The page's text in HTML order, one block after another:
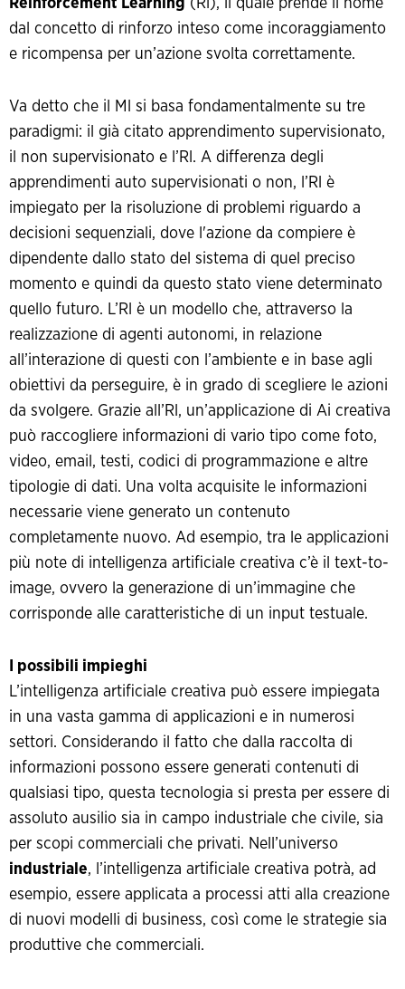
Reinforcement Learning (Rl), il quale prende il nome
dal concetto di rinforzo inteso come incoraggiamento
e ricompensa per un’azione svolta correttamente.
Va detto che il Ml si basa fondamentalmente su tre
paradigmi: il già citato apprendimento supervisionato,
il non supervisionato e l’Rl. A differenza degli
apprendimenti auto supervisionati o non, l’Rl è
impiegato per la risoluzione di problemi riguardo a
decisioni sequenziali, dove l'azione da compiere è
dipendente dallo stato del sistema di quel preciso
momento e quindi da questo stato viene determinato
quello futuro. L’Rl è un modello che, attraverso la
realizzazione di agenti autonomi, in relazione
all’interazione di questi con l’ambiente e in base agli
obiettivi da perseguire, è in grado di scegliere le azioni
da svolgere. Grazie all’Rl, un’applicazione di Ai creativa
può raccogliere informazioni di vario tipo come foto,
video, email, testi, codici di programmazione e altre
tipologie di dati. Una volta acquisite le informazioni
necessarie viene generato un contenuto
completamente nuovo. Ad esempio, tra le applicazioni
più note di intelligenza artificiale creativa c’è il text-to-
image, ovvero la generazione di un’immagine che
corrisponde alle caratteristiche di un input testuale.
I possibili impieghi
L’intelligenza artificiale creativa può essere impiegata
in una vasta gamma di applicazioni e in numerosi
settori. Considerando il fatto che dalla raccolta di
informazioni possono essere generati contenuti di
qualsiasi tipo, questa tecnologia si presta per essere di
assoluto ausilio sia in campo industriale che civile, sia
per scopi commerciali che privati. Nell’universo
industriale, l’intelligenza artificiale creativa potrà, ad
esempio, essere applicata a processi atti alla creazione
di nuovi modelli di business, così come le strategie sia
produttive che commerciali.